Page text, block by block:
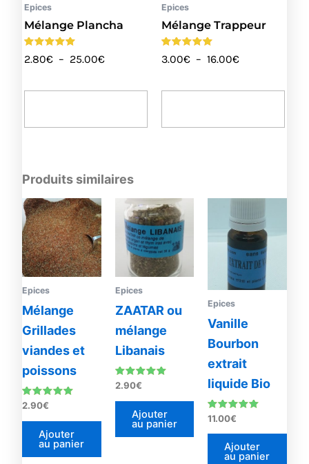
Epices
Mélange Plancha
Note
4.86
2.80€ – 25.00€
être
choisies
sur
du
Epices
Mélange Trappeur
Note
4.92
3.00€ – 16.00€
du
Produits similaires
Epices
Mélange
Grillades
viandes et
poissons
Note
4.76
sur 5
2.90€
Ajouter
au panier
Epices
ZAATAR ou
mélange
Libanais
Note
4.90
sur 5
2.90€
Ajouter
au panier
Epices
Vanille
Bourbon
extrait
liquide Bio
Note
4.93
sur 5
11.00€
Ajouter
au panier